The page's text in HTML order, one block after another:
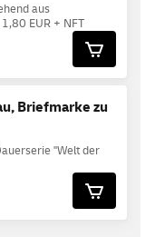
aus
EUR + NFT
Briefmarke zu
"Welt der